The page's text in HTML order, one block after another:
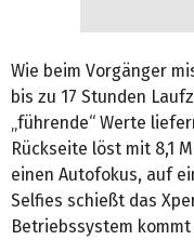
Wie beim Vorgänger
bis zu 17 Stunden
„führende“ Werte
Rückseite löst mit 8,1
einen Autofokus, auf
Selfies schießt das
Betriebssystem